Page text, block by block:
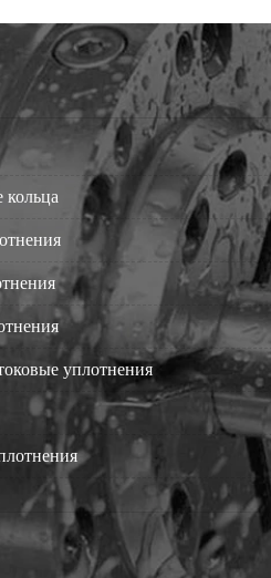
кольца
уплотнения